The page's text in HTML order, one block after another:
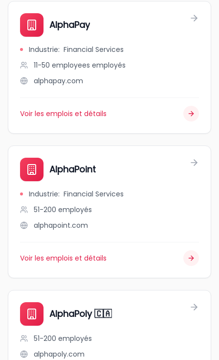
AlphaPay
Industrie: Financial Services
11-50 employees employés
alphapay.com
Voir les emplois et détails
AlphaPoint
Industrie: Financial Services
51-200 employés
alphapoint.com
Voir les emplois et détails
AlphaPoly 🇨🇦
51-200 employés
alphapoly.com